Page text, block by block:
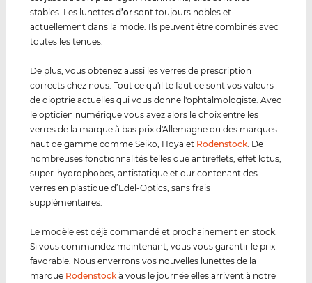
stables. Les lunettesd’or sont toujours nobles et
actuellement dans la mode. Ils peuvent être combinés avec
toutes les tenues.
De plus, vous obtenez aussi les verres de prescription
corrects chez nous. Tout ce qu'il te faut ce sont vos valeurs
de dioptrie actuelles qui vous donne l'ophtalmologiste. Avec
le opticien numérique vous avez alors le choix entre les
verres de la marque à bas prix d'Allemagne ou des marques
haut de gamme comme Seiko, Hoya et Rodenstock . De
nombreuses fonctionnalités telles que antireflets, effet lotus,
super-hydrophobes, antistatique et dur contenant des
verres en plastique d’Edel-Optics, sans frais
supplémentaires.
Le modèle est déjà commandé et prochainement en stock.
Si vous commandez maintenant, vous vous garantir le prix
favorable. Nous enverrons vos nouvelles lunettes de la
marque Rodenstock à vous le journée elles arrivent à notre